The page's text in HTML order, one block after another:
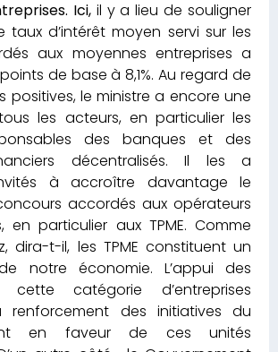
Ici, il y a lieu de souligner
taux d’intérêt moyen servi sur les
aux moyennes entreprises a
de base à 8,1%. Au regard de
positives, le ministre a encore une
les acteurs, en particulier les
des banques et des
décentralisés. Il les a
à accroître davantage le
accordés aux opérateurs
en particulier aux TPME. Comme
dira-t-il, les TPME constituent un
notre économie. L’appui des
catégorie d’entreprises
renforcement des initiatives du
en faveur de ces unités